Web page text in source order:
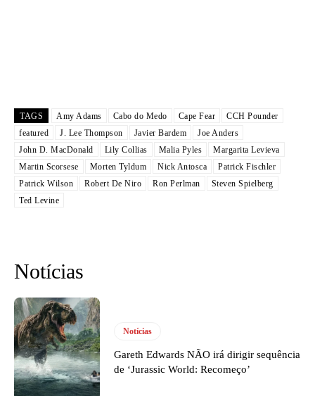
TAGS Amy Adams Cabo do Medo Cape Fear
CCH Pounder
featured
J. Lee Thompson Javier Bardem
Joe Anders
John D. MacDonald
Lily Collias Malia Pyles
Margarita Levieva
Martin Scorsese
Morten Tyldum Nick Antosca
Patrick Fischler
Patrick Wilson
Robert De Niro Ron Perlman
Steven Spielberg
Ted Levine
Notícias
Notícias
Gareth Edwards NÃO irá dirigir sequência
de ‘Jurassic World: Recomeço’